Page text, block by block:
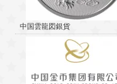
中国雲龍図銀貨